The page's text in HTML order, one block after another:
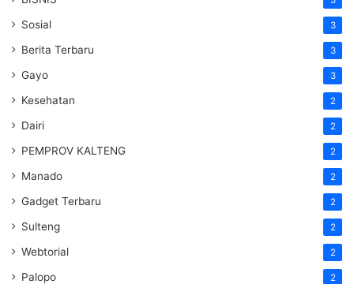
Sosial 3
Berita Terbaru 3
Gayo 3
Kesehatan 2
Dairi 2
PEMPROV KALTENG 2
Manado 2
Gadget Terbaru 2
Sulteng 2
Webtorial 2
Palopo 2